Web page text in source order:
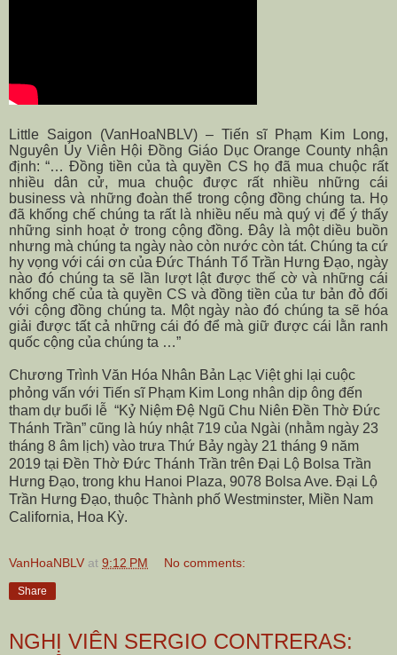
Little Saigon (VanHoaNBLV) – Tiến sĩ Phạm Kim Long,
Nguyên Ủy Viên Hội Đồng Giáo Dục Orange County nhận
định: “… Đồng tiền của tà quyền CS họ đã mua chuộc rất
nhiều dân cử, mua chuộc được rất nhiều những cái
business và những đoàn thể trong cộng đồng chúng ta. Họ
đã khống chế chúng ta rất là nhiều nếu mà quý vị để ý thấy
những sinh hoạt ở trong cộng đồng. Đây là một diều buồn
nhưng mà chúng ta ngày nào còn nước còn tát. Chúng ta cứ
hy vọng với cái ơn của Đức Thánh Tổ Trần Hưng Đạo, ngày
nào đó chúng ta sẽ lần lượt lật được thế cờ và những cái
khống chế của tà quyền CS và đồng tiền của tư bản đỏ đối
với cộng đồng chúng ta. Một ngày nào đó chúng ta sẽ hóa
giải được tất cả những cái đó để mà giữ được cái lằn ranh
quốc cộng của chúng ta …”
Chương Trình Văn Hóa Nhân Bản Lạc Việt ghi lại cuộc
phỏng vấn với Tiến sĩ Phạm Kim Long nhân dịp ông đến
tham dự buổi lễ “Kỷ Niệm Đệ Ngũ Chu Niên Đền Thờ Đức
Thánh Trần” cũng là húy nhật 719 của Ngài (nhằm ngày 23
tháng 8 âm lịch) vào trưa Thứ Bảy ngày 21 tháng 9 năm
2019 tại Đền Thờ Đức Thánh Trần trên Đại Lộ Bolsa Trần
Hưng Đạo, trong khu Hanoi Plaza, 9078 Bolsa Ave. Đại Lộ
Trần Hưng Đạo, thuộc Thành phố Westminster, Miền Nam
California, Hoa Kỳ.
VanHoaNBLV at 9:12 PM No comments:
Share
NGHỊ VIÊN SERGIO CONTRERAS: